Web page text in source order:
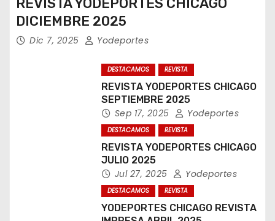
REVISTA YODEPORTES CHICAGO
DICIEMBRE 2025
Dic 7, 2025 Yodeportes
DESTACAMOS REVISTA
REVISTA YODEPORTES CHICAGO
SEPTIEMBRE 2025
Sep 17, 2025 Yodeportes
DESTACAMOS REVISTA
REVISTA YODEPORTES CHICAGO
JULIO 2025
Jul 27, 2025 Yodeportes
DESTACAMOS REVISTA
YODEPORTES CHICAGO REVISTA